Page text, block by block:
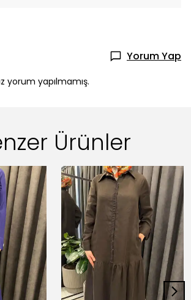
Yorum Yap
yorum yapılmamış.
Ürünler